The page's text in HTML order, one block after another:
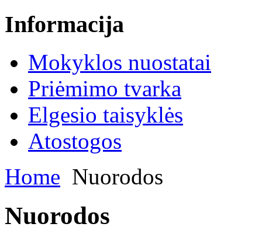
Informacija
Mokyklos nuostatai
Priėmimo tvarka
Elgesio taisyklės
Atostogos
Home Nuorodos
Nuorodos